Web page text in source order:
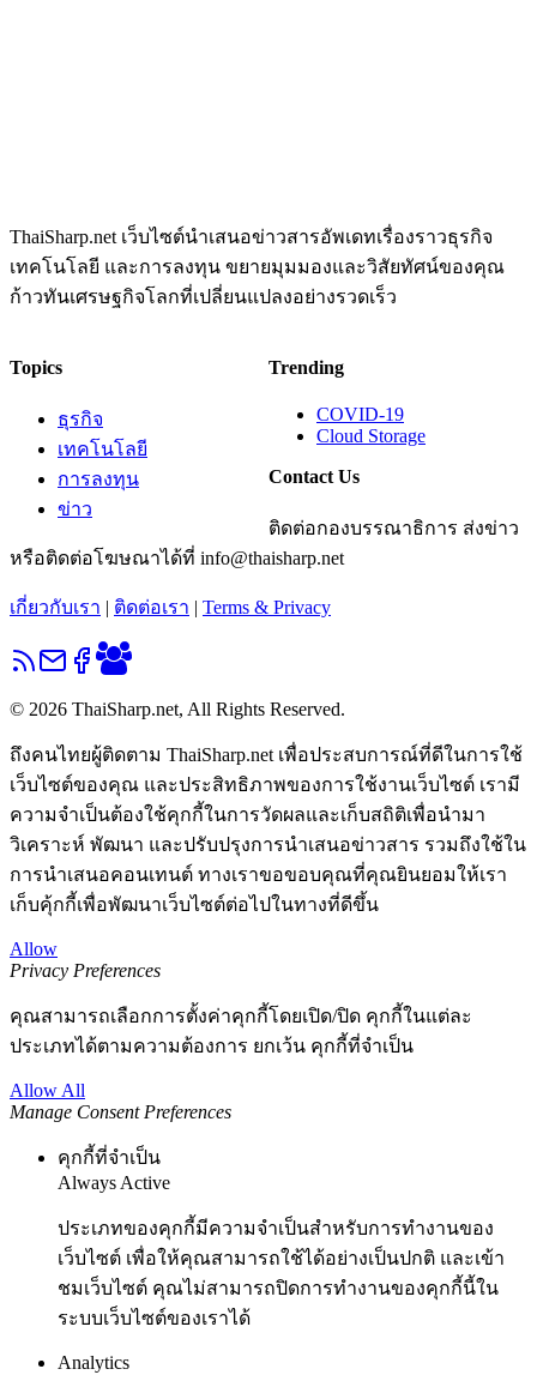
ThaiSharp.net เว็บไซต์นำเสนอข่าวสารอัพเดทเรื่องราวธุรกิจ
เทคโนโลยี และการลงทุน ขยายมุมมองและวิสัยทัศน์ของคุณ
ก้าวทันเศรษฐกิจโลกที่เปลี่ยนแปลงอย่างรวดเร็ว
Topics
ธุรกิจ
เทคโนโลยี
การลงทุน
ข่าว
Trending
COVID-19
Cloud Storage
Contact Us
ติดต่อกองบรรณาธิการ ส่งข่าว
หรือติดต่อโฆษณาได้ที่ info@thaisharp.net
เกี่ยวกับเรา | ติดต่อเรา | Terms & Privacy
© 2026 ThaiSharp.net, All Rights Reserved.
ถึงคนไทยผู้ติดตาม ThaiSharp.net เพื่อประสบการณ์ที่ดีในการใช้
เว็บไซต์ของคุณ และประสิทธิภาพของการใช้งานเว็บไซต์ เรามี
ความจำเป็นต้องใช้คุกกี้ในการวัดผลและเก็บสถิติเพื่อนำมา
วิเคราะห์ พัฒนา และปรับปรุงการนำเสนอข่าวสาร รวมถึงใช้ใน
การนำเสนอคอนเทนต์ ทางเราขอขอบคุณที่คุณยินยอมให้เรา
เก็บคุ้กกี้เพื่อพัฒนาเว็บไซต์ต่อไปในทางที่ดีขึ้น
Allow
Privacy Preferences
คุณสามารถเลือกการตั้งค่าคุกกี้โดยเปิด/ปิด คุกกี้ในแต่ละ
ประเภทได้ตามความต้องการ ยกเว้น คุกกี้ที่จำเป็น
Allow All
Manage Consent Preferences
คุกกี้ที่จำเป็น
Always Active
ประเภทของคุกกี้มีความจำเป็นสำหรับการทำงานของ
เว็บไซต์ เพื่อให้คุณสามารถใช้ได้อย่างเป็นปกติ และเข้า
ชมเว็บไซต์ คุณไม่สามารถปิดการทำงานของคุกกี้นี้ใน
ระบบเว็บไซต์ของเราได้
Analytics